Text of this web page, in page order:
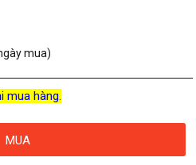
mua)
mua hàng.
MUA